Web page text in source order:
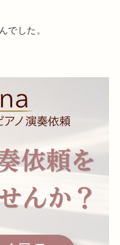
でした。